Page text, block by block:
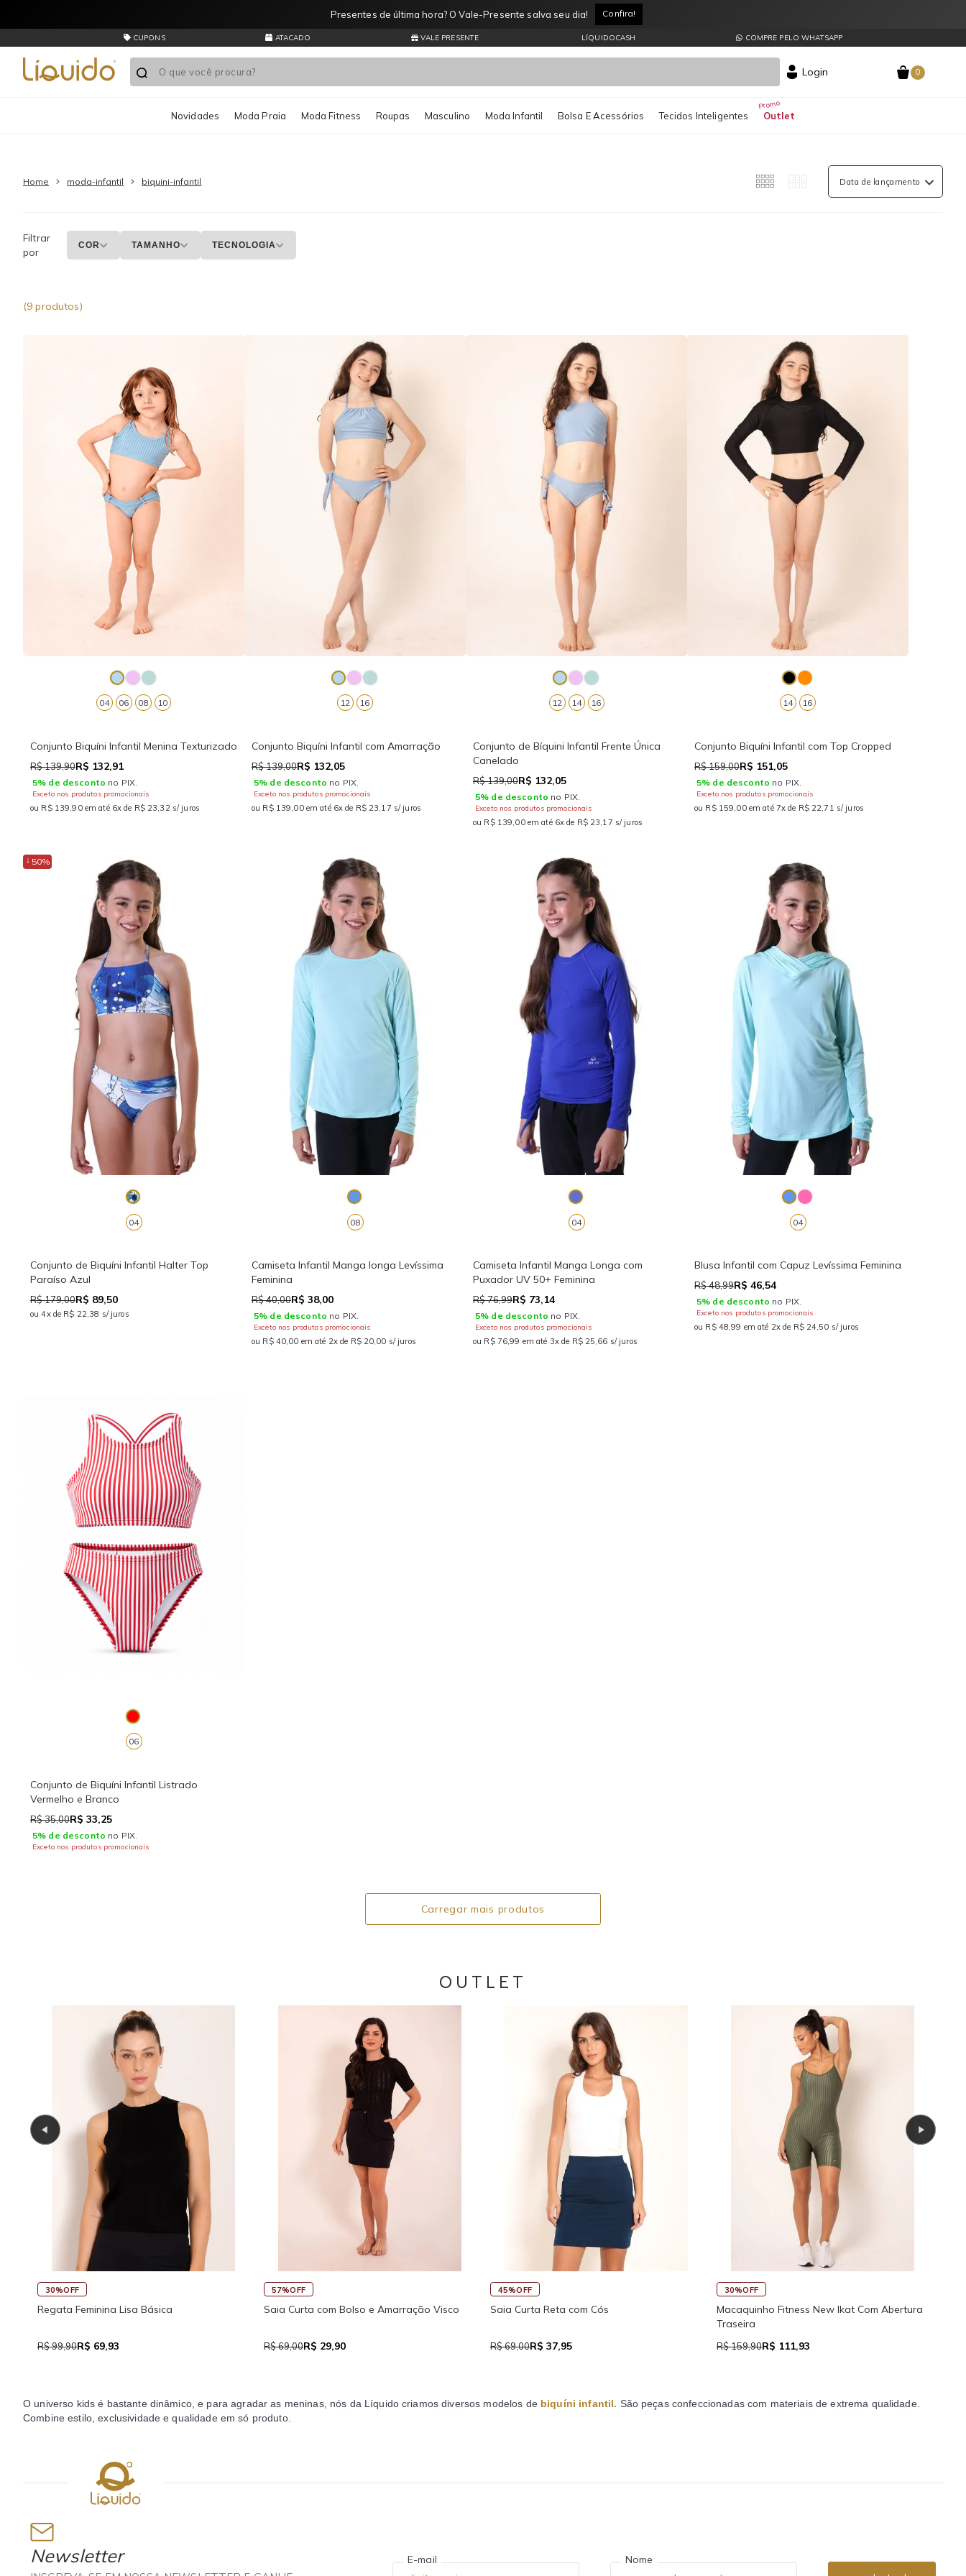
Infantil
Infantil
Entrega Expressa por apenas R$11,99* Consulte regiões atendidas
CUPONS ATACADO VALE PRESENTE LÍQUIDOCASH COMPRE PELO WHATSAPP
Login 0
Novidades Bolsa E Acessórios
Masculino Moda Infantil
Roupas
Moda Fitness Outlet
Moda Praia Tecidos Inteligentes
Home moda-infantil biquini-infantil
Filtrar
por
TECNOLOGIA
COR TAMANHO
(9 produtos)
04 06 08 10
Conjunto Biquíni Infantil Menina Texturizado
R$ 139,90R$ 132,91
5% de desconto no PIX.
Exceto nos produtos promocionais
ou R$ 139,90 em até 6x de R$ 23,32 s/ juros
12 16
Conjunto Biquíni Infantil com Amarração
R$ 139,00R$ 132,05
5% de desconto no PIX.
Exceto nos produtos promocionais
ou R$ 139,00 em até 6x de R$ 23,17 s/ juros
12 14 16
Conjunto de Bíquini Infantil Frente Única
Canelado
R$ 139,00R$ 132,05
5% de desconto no PIX.
Exceto nos produtos promocionais
ou R$ 139,00 em até 6x de R$ 23,17 s/ juros
14 16
Conjunto Biquíni Infantil com Top Cropped
R$ 159,00R$ 151,05
5% de desconto no PIX.
Exceto nos produtos promocionais
ou R$ 159,00 em até 7x de R$ 22,71 s/ juros
↓ 50%
04
Conjunto de Biquíni Infantil Halter Top
Paraíso Azul
R$ 179,00R$ 89,50
ou 4x de R$ 22,38 s/ juros
08
Camiseta Infantil Manga longa Levíssima
Feminina
R$ 40,00R$ 38,00
5% de desconto no PIX.
Exceto nos produtos promocionais
ou R$ 40,00 em até 2x de R$ 20,00 s/ juros
04
Camiseta Infantil Manga Longa com
Puxador UV 50+ Feminina
R$ 76,99R$ 73,14
5% de desconto no PIX.
Exceto nos produtos promocionais
ou R$ 76,99 em até 3x de R$ 25,66 s/ juros
04
Blusa Infantil com Capuz Levíssima Feminina
R$ 48,99R$ 46,54
5% de desconto no PIX.
Exceto nos produtos promocionais
ou R$ 48,99 em até 2x de R$ 24,50 s/ juros
06
Conjunto de Biquíni Infantil Listrado
Vermelho e Branco
R$ 35,00R$ 33,25
5% de desconto no PIX.
Exceto nos produtos promocionais
Carregar mais produtos
OUTLET
Básica Saia Curta com Bolso e Amarração Visco Saia Curta Reta com Cós
Macaquinho Fitness New Ikat Com Abertura
Regata Feminina de Alcinhas
O universo kids é bastante dinâmico, e para agradar as meninas, nós da Líquido criamos diversos modelos de biquíni infantil. São peças confeccionadas com materiais de extrema qualidade.
Combine estilo, exclusividade e qualidade em só produto.
Newsletter E-mail Nome